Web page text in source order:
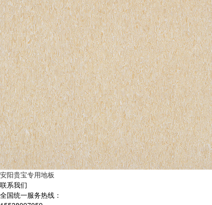
安阳贵宝专用地板
联系我们
全国统一服务热线：